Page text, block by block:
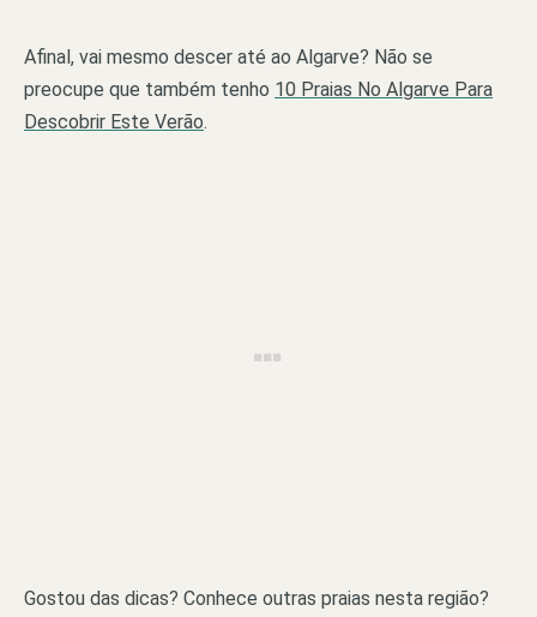
Afinal, vai mesmo descer até ao Algarve? Não se
preocupe que também tenho 10 Praias No Algarve Para
Descobrir Este Verão.
Gostou das dicas? Conhece outras praias nesta região?